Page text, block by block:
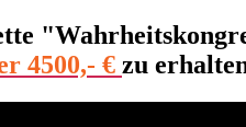
4500,- € zu